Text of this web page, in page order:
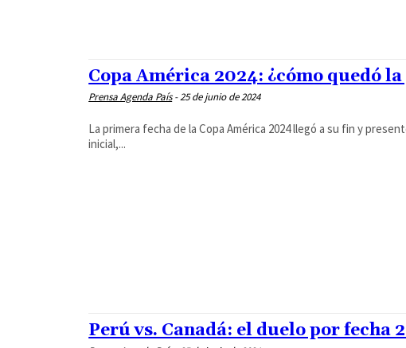
Copa América 2024: ¿cómo quedó
Prensa Agenda País -25 de junio de 2024
La primera fecha de la Copa América 2024 llegó a su fin y
inicial,...
Perú vs. Canadá: el duelo por fecha